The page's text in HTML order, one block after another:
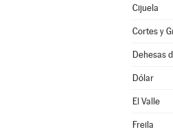
Cijuela
Cortes y
Dehesas
Dólar
El Valle
Freila